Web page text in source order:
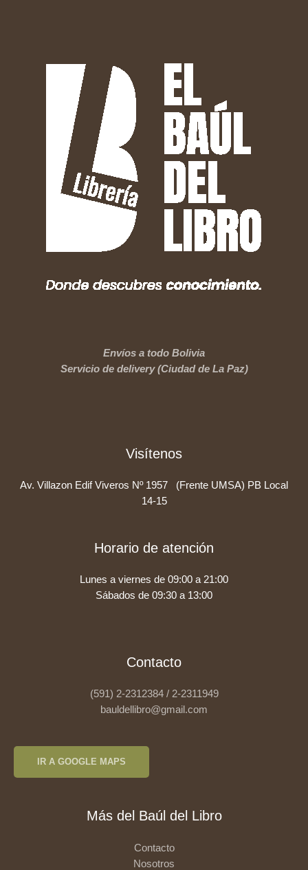
Envíos a todo Bolivia
Servicio de delivery (Ciudad de La Paz)
Visítenos
Av. Villazon Edif Viveros Nº 1957 (Frente UMSA) PB Local
14-15
Horario de atención
Lunes a viernes de 09:00 a 21:00
Sábados de 09:30 a 13:00
Contacto
(591) 2-2312384 / 2-2311949
bauldellibro@gmail.com
IR A GOOGLE MAPS
Más del Baúl del Libro
Contacto
Nosotros